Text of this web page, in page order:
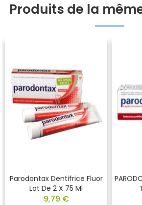
Produits de la
Parodontax Dentifrice Fluor
Lot De 2 X 75 Ml
9,79 €